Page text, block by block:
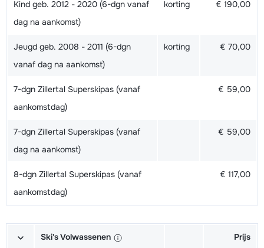
Kind geb. 2012 - 2020 (6-dgn vanaf
dag na aankomst)
korting € 190,00
Jeugd geb. 2008 - 2011 (6-dgn
vanaf dag na aankomst)
korting € 70,00
7-dgn Zillertal Superskipas (vanaf
aankomstdag)
€ 59,00
7-dgn Zillertal Superskipas (vanaf
dag na aankomst)
€ 59,00
8-dgn Zillertal Superskipas (vanaf
aankomstdag)
€ 117,00
Ski's Volwassenen Prijs